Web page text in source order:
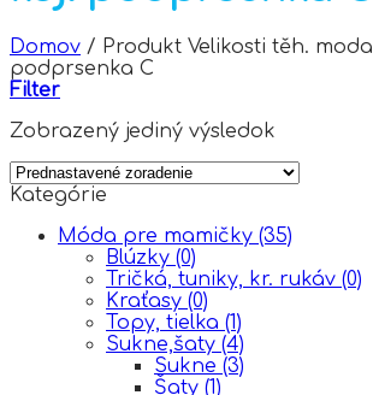
Domov / Produkt Velikosti těh. moda
podprsenka C
Filter
Zobrazený jediný výsledok
Kategórie
Móda pre mamičky (35)
Blúzky (0)
Tričká, tuniky, kr. rukáv (0)
Kraťasy (0)
Topy, tielka (1)
Sukne,šaty (4)
Sukne (3)
Šaty (1)